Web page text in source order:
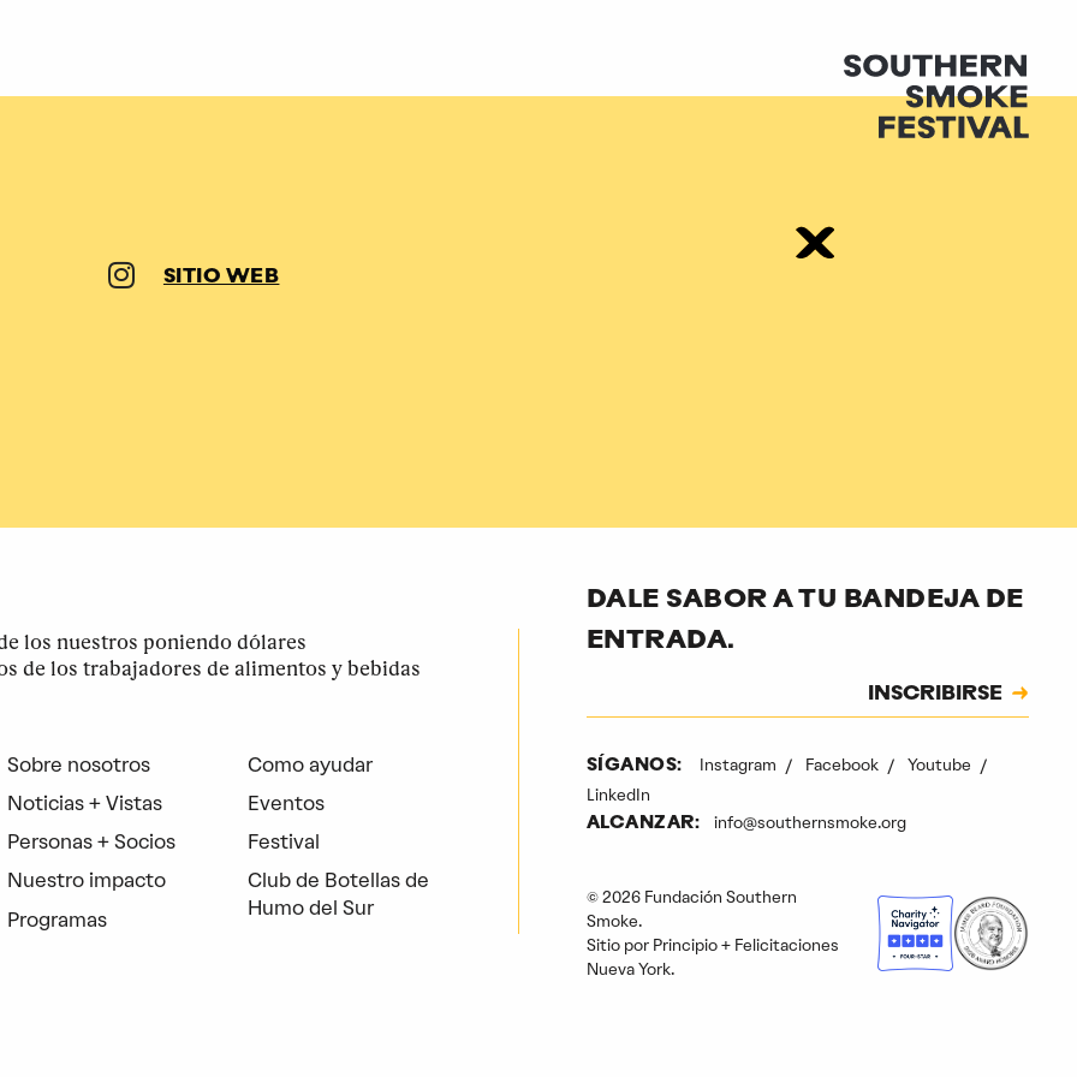
SITIO WEB
los nuestros poniendo dólares
de los trabajadores de alimentos y bebidas
Sobre nosotros
Noticias + Vistas
Personas + Socios
Nuestro impacto
Programas
Como ayudar
Eventos
Festival
Club de Botellas de
Humo del Sur
DALE SABOR A TU BANDEJA DE
ENTRADA.
CAPTCHA
INSCRIBIRSE
SÍGANOS: Instagram Facebook
Youtube
LinkedIn
ALCANZAR: info@southernsmoke.org
© 2026 Fundación Southern
Smoke.
Sitio por Principio+ Felicitaciones
Nueva York.